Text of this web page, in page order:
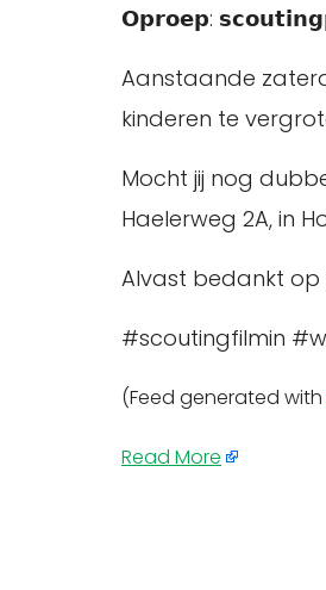
𝗢𝗽𝗿𝗼𝗲𝗽:
Aanstaande
kinderen te
Mocht jij nog
Haelerweg 2A, in
Alvast bedankt
#scoutingfilmin
(Feed generated with
Read More